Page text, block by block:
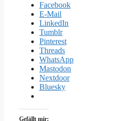
Facebook
E-Mail
LinkedIn
Tumblr
Pinterest
Threads
WhatsApp
Mastodon
Nextdoor
Bluesky
Gefällt mir: